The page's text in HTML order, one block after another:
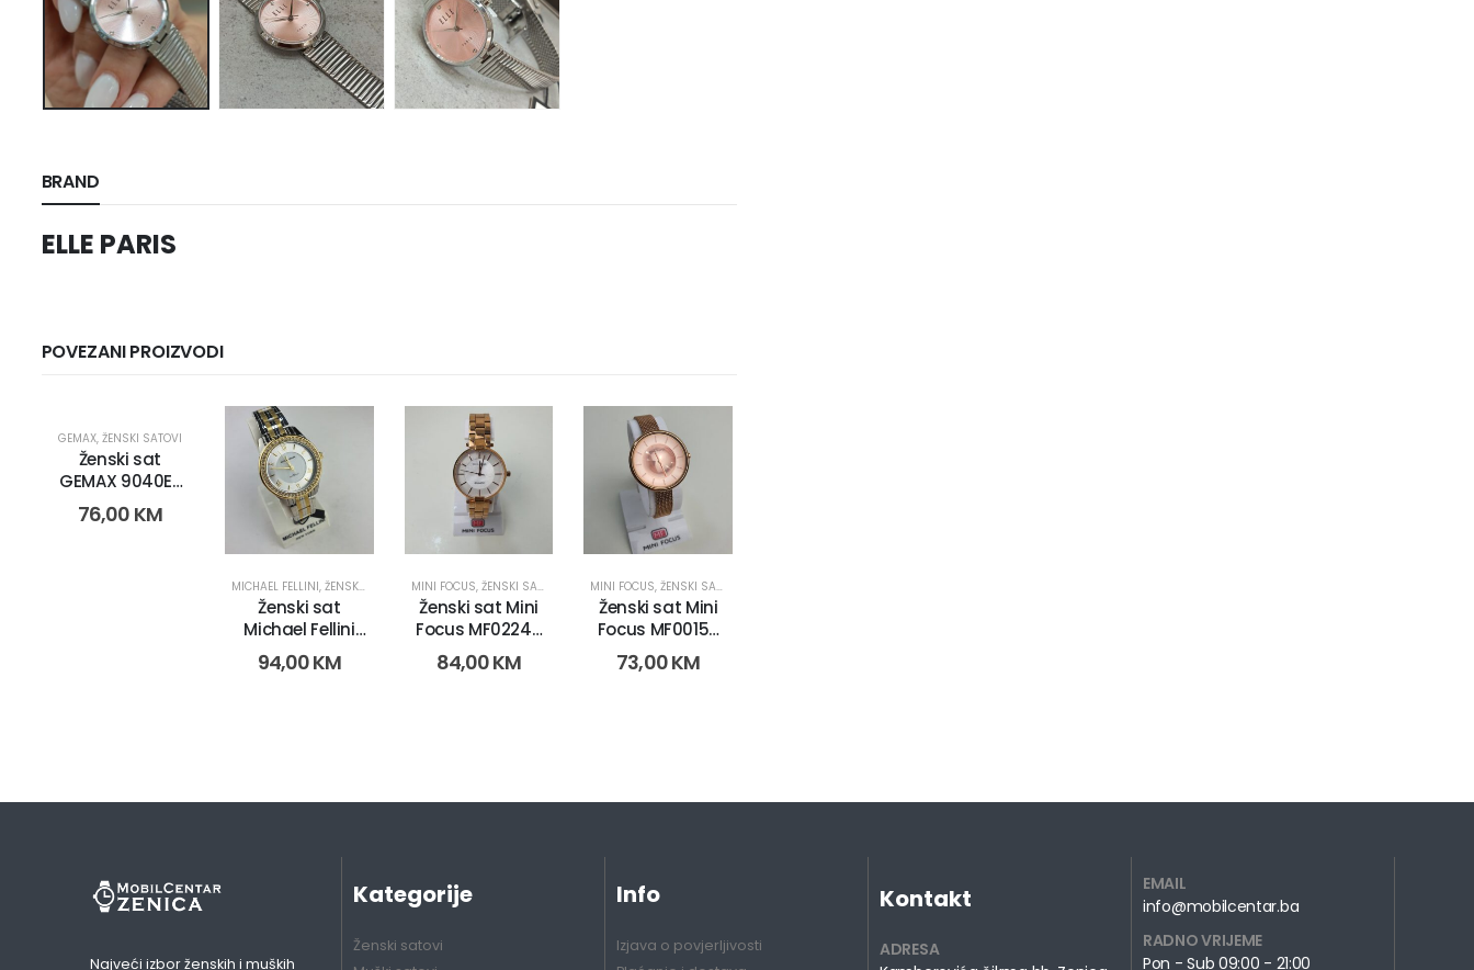
BRAND
ELLE PARIS
POVEZANI PROIZVODI
GEMAX, ŽENSKI SATOVI
Ženski sat
GEMAX 9040E-
CR-DB (2264)
76,00 KM
MICHAEL FELLINI,ŽENSKI SATOVI
Ženski sat
Michael Fellini
2201 (2988)
94,00KM
MINI FOCUS, ŽENSKI SATOVI
Ženski sat Mini
Focus MF0224L.
(1372-1)
84,00KM
MINI FOCUS,ŽENSKI SATOVI
Ženski sat Mini
Focus MF0015L.
(9186-3)
73,00KM
Najveći izbor ženskih i muških
Kategorije
Ženski satovi
Info
Izjava o povjerljivosti
Kontakt
ADRESA
EMAIL
info@mobilcentar.ba
RADNO VRIJEME
Pon - Sub 09:00 - 21:00